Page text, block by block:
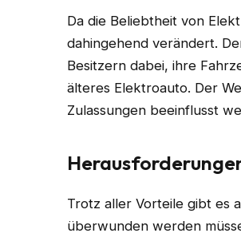
Da die Beliebtheit von
dahingehend verändert.
Besitzern dabei, ihre
älteres Elektroauto. Der
Zulassungen beeinflusst
Trotz aller Vorteile gibt es
überwunden werden